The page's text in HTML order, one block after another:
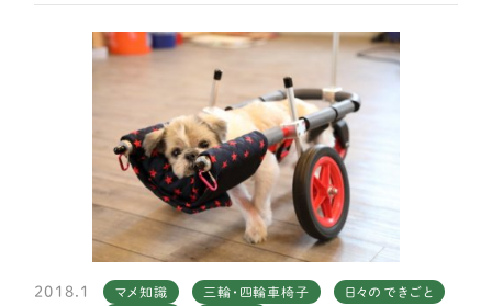
2018.1
マメ知識 三輪・四輪車椅子
日々のできごと